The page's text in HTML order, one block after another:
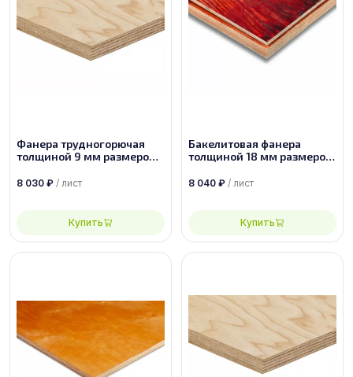
Фанера трудногорючая
толщиной 9 мм размером
8 030 ₽ / лист
Купить
Бакелитовая фанера
толщиной 18 мм размером
8 040 ₽ / лист
Купить